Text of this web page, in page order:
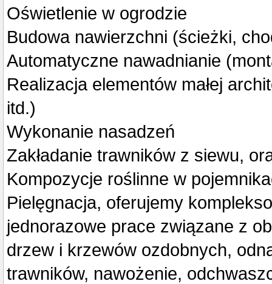
Oświetlenie w ogrodzie
Budowa nawierzchni (ścieżki,
Automatyczne nawadnianie
Realizacja elementów małej
itd.)
Wykonanie nasadzeń
Zakładanie trawników z siewu,
Kompozycje roślinne w
Pielęgnacja, oferujemy
jednorazowe prace związane z
drzew i krzewów ozdobnych,
trawników, nawożenie,